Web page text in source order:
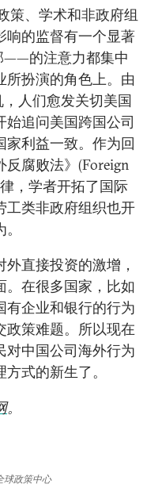
策、学术和非政府组
响的监督有一个显著
的注意力都集中
所扮演的角色上。由
人们愈发关切美国
追问美国跨国公司
家利益一致。作为回
反腐败法》(Foreign
，学者开拓了国际
工类非政府组织也开
直接投资的激增，
。在很多国家，比如
有企业和银行的行为
政策难题。所以现在
对中国公司海外行为
式的新生了。
。
球政策中心